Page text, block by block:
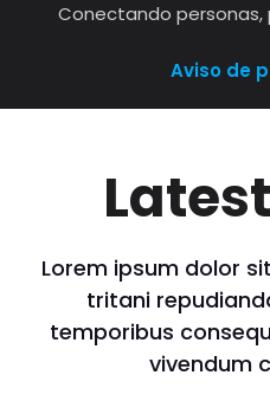
Conectando
Aviso de
Lorem ipsum dolor
tritani
temporibus
vivendum